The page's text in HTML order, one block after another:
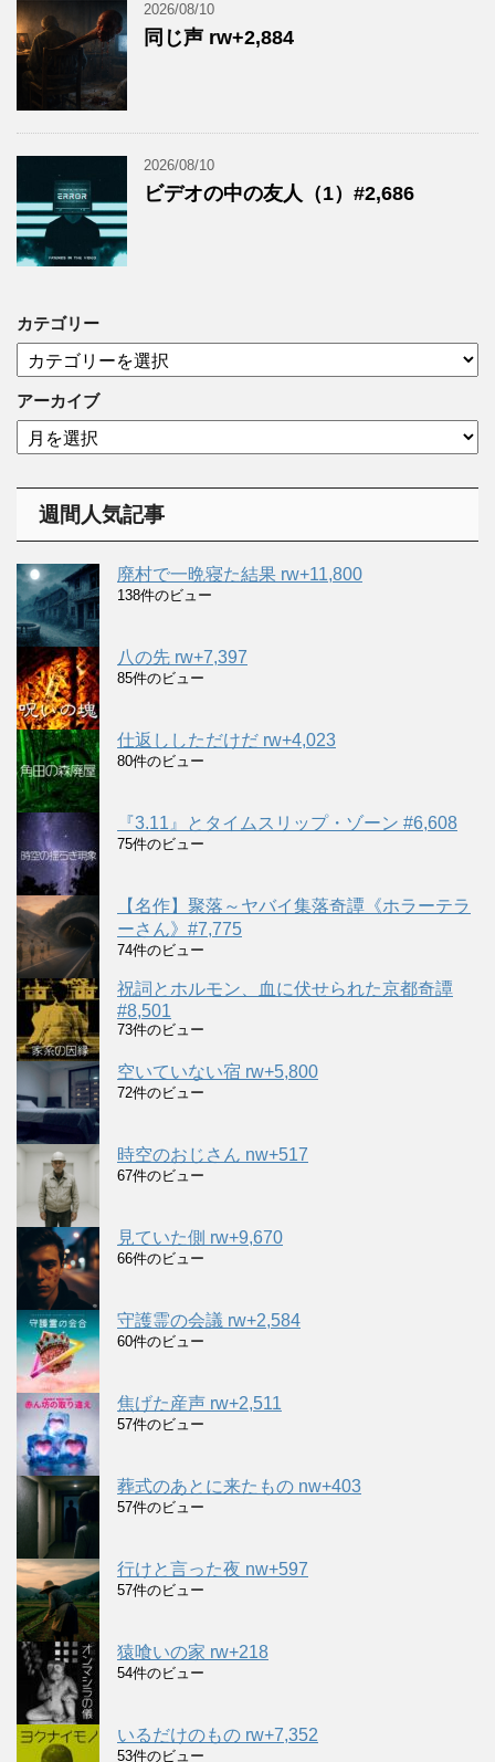
2026/08/10
同じ声 rw+2,884
2026/08/10
ビデオの中の友人（1）#2,686
カテゴリー
テ
ゴ
リ
ー
アーカイブ
ア
ー
週間人気記事
廃村で一晩寝た結果 rw+11,800
138件のビュー
八の先 rw+7,397
85件のビュー
仕返ししただけだ rw+4,023
80件のビュー
『3.11』とタイムスリップ・ゾーン #6,608
75件のビュー
【名作】聚落～ヤバイ集落奇譚《ホラーテラ
ーさん》#7,775
74件のビュー
祝詞とホルモン、血に伏せられた京都奇譚
#8,501
73件のビュー
空いていない宿 rw+5,800
72件のビュー
時空のおじさん nw+517
67件のビュー
見ていた側 rw+9,670
66件のビュー
守護霊の会議 rw+2,584
60件のビュー
焦げた産声 rw+2,511
57件のビュー
葬式のあとに来たもの nw+403
57件のビュー
行けと言った夜 nw+597
57件のビュー
猿喰いの家 rw+218
54件のビュー
いるだけのもの rw+7,352
53件のビュー